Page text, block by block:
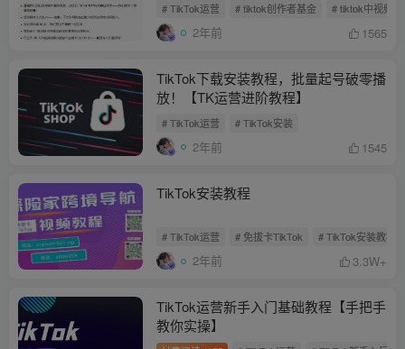
# TikTok运营 # tiktok创作者基金 # tiktok中视频
2年前 1565
TikTok下载安装教程，批量起号破零播
放！【TK运营进阶教程】
# TikTok运营 # TikTok安装
2年前 1545
TikTok安装教程
# TikTok运营 # 免拔卡TikTok # TikTok安装教程
2年前 3.3W+
TikTok运营新手入门基础教程【手把手
教你实操】